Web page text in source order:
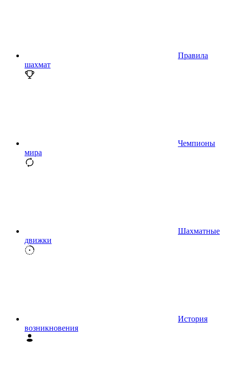
Правила
шахмат
Чемпионы
мира
Шахматные
движки
История
возникновения